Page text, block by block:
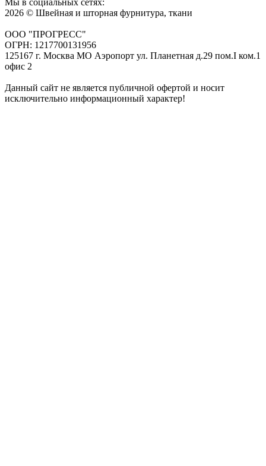
2026 © Швейная и шторная фурнитура, ткани
ООО "ПРОГРЕСС"
ОГРН: 1217700131956
125167 г. Москва МО Аэропорт ул. Планетная д.29 пом.I ком.1
офис 2
Данный сайт не является публичной офертой и носит
исключительно информационный характер!